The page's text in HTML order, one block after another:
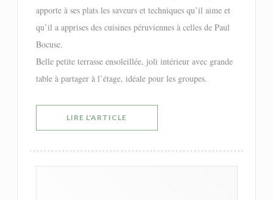
apporte à ses plats les saveurs et techniques qu’il aime et
qu’il a apprises des cuisines péruviennes à celles de Paul
Bocuse.
Belle petite terrasse ensoleillée, joli intérieur avec grande
table à partager à l’étage, idéale pour les groupes.
LIRE L'ARTICLE